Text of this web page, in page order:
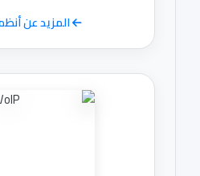
المزيد عن أنظمة المواقف